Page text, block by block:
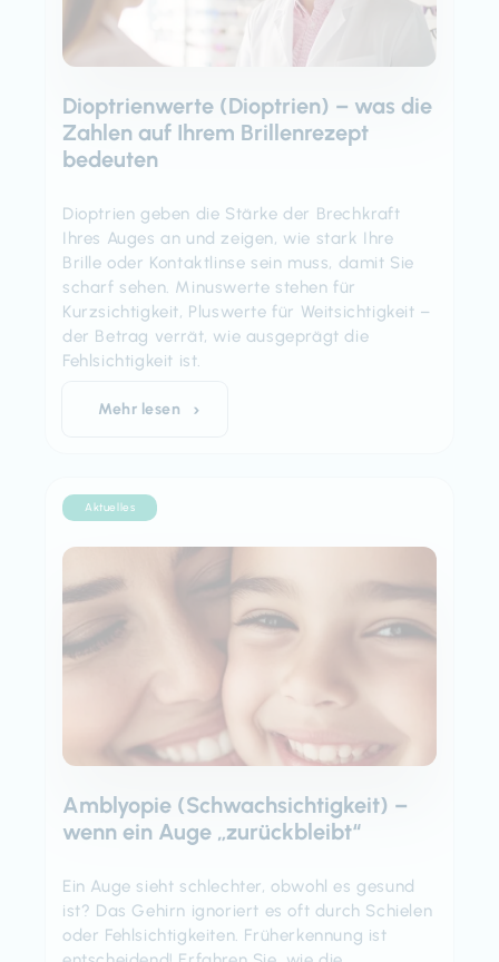
Dioptrienwerte (Dioptrien) – was die
Zahlen auf Ihrem Brillenrezept
bedeuten
Dioptrien geben die Stärke der Brechkraft
Ihres Auges an und zeigen, wie stark Ihre
Brille oder Kontaktlinse sein muss, damit Sie
scharf sehen. Minuswerte stehen für
Kurzsichtigkeit, Pluswerte für Weitsichtigkeit –
der Betrag verrät, wie ausgeprägt die
Fehlsichtigkeit ist.
Mehr lesen
Aktuelles
Amblyopie (Schwachsichtigkeit) –
wenn ein Auge „zurückbleibt“
Ein Auge sieht schlechter, obwohl es gesund
ist? Das Gehirn ignoriert es oft durch Schielen
oder Fehlsichtigkeiten. Früherkennung ist